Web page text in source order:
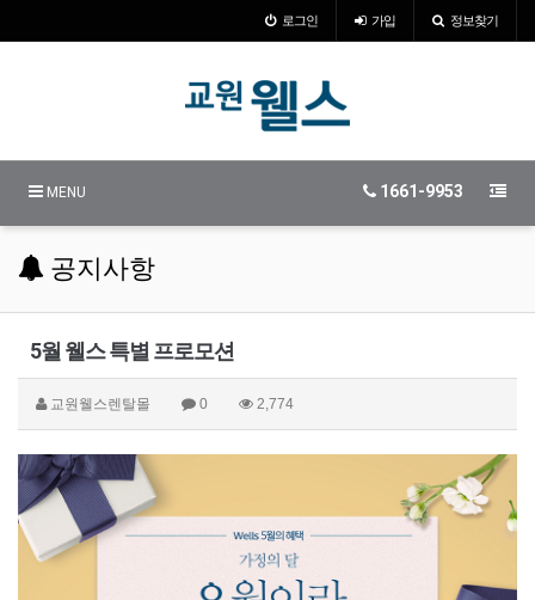
로그인 가입 정보찾기
MENU 1661-9953
공지사항
5월 웰스 특별 프로모션
교원웰스렌탈몰 0 2,774